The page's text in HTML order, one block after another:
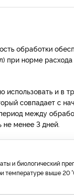
обработки
при норме
использовать и в
совпадает с
между
менее 3 дней.
и биологический
температуре выше 20